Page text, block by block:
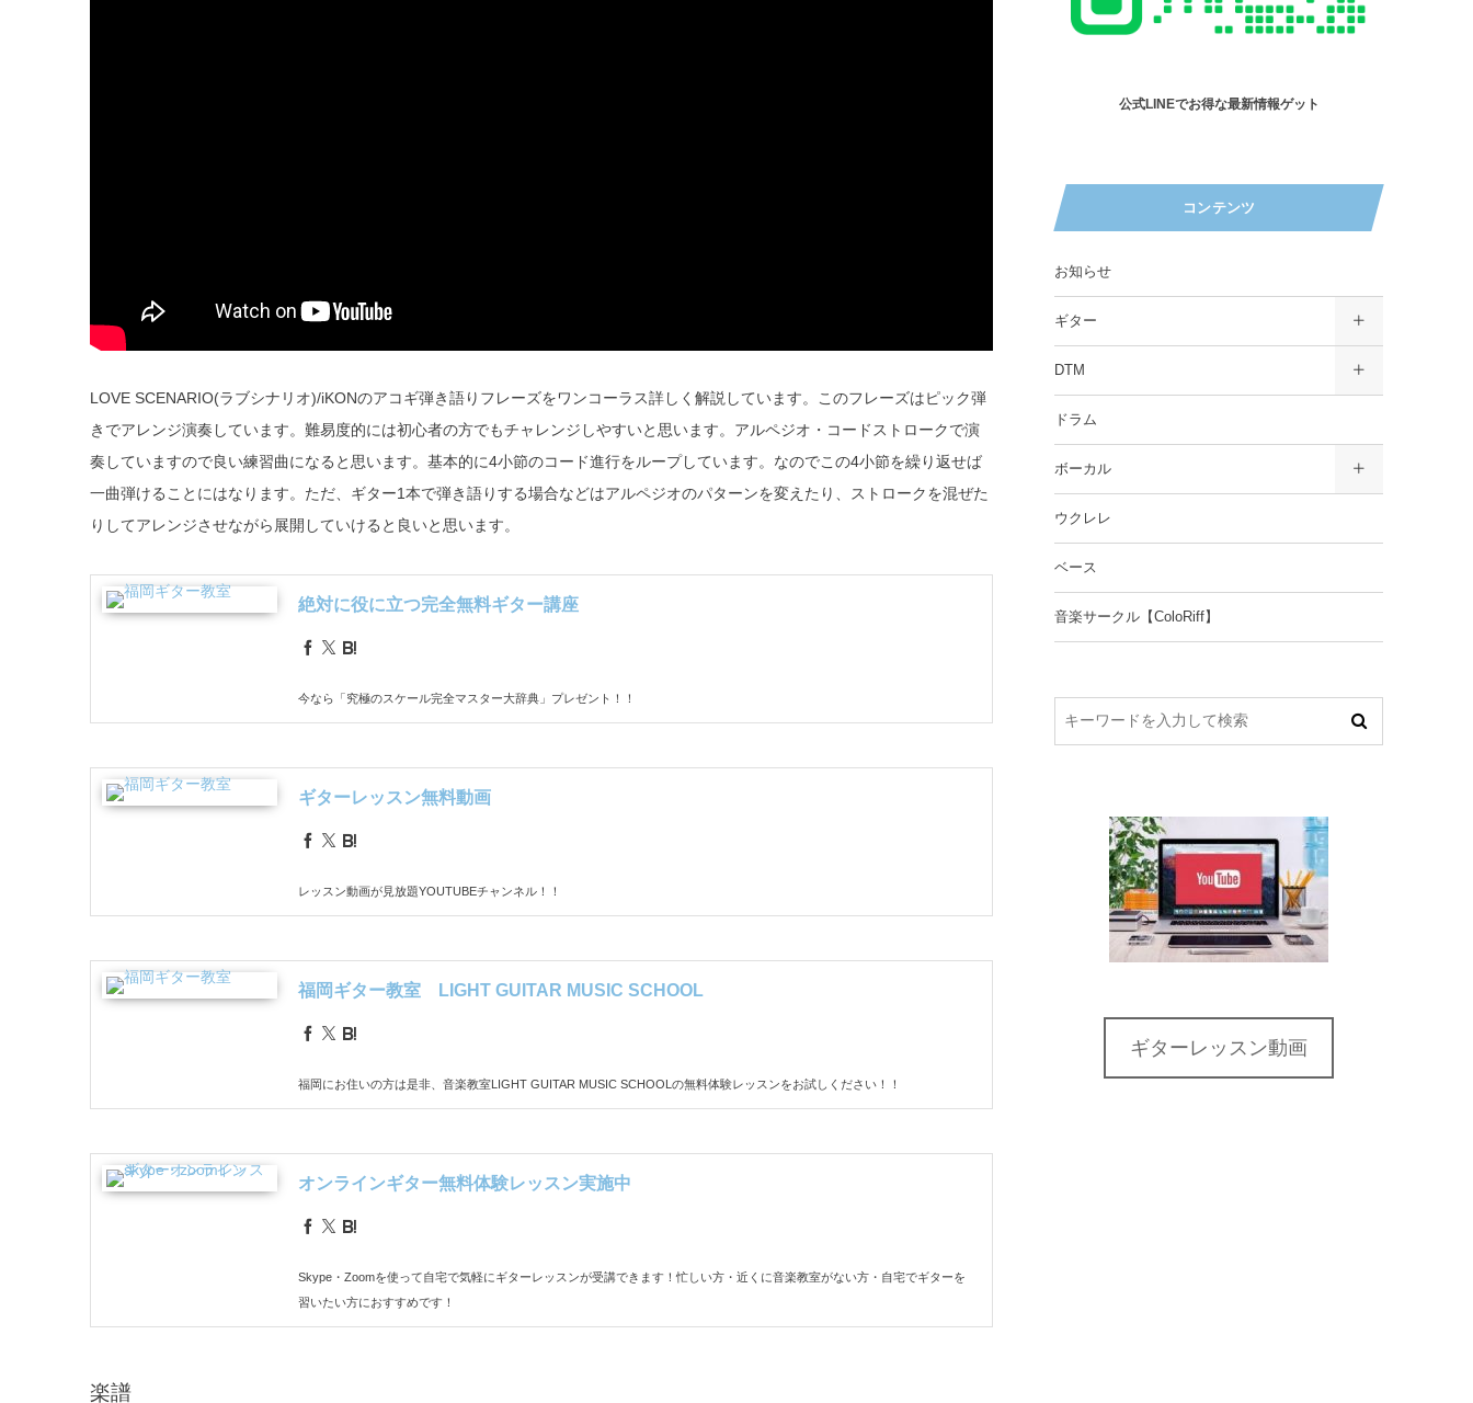
LOVE SCENARIO(ラブシナリオ)/iKONのアコギ弾き語りフレーズをワンコーラス詳しく解説しています。このフレーズはピック弾
きでアレンジ演奏しています。難易度的には初心者の方でもチャレンジしやすいと思います。アルペジオ・コードストロークで演
奏していますので良い練習曲になると思います。基本的に4小節のコード進行をループしています。なのでこの4小節を繰り返せば
一曲弾けることにはなります。ただ、ギター1本で弾き語りする場合などはアルペジオのパターンを変えたり、ストロークを混ぜた
りしてアレンジさせながら展開していけると良いと思います。
絶対に役に立つ完全無料ギター講座
今なら「究極のスケール完全マスター大辞典」プレゼント！！
ギターレッスン無料動画
レッスン動画が見放題YOUTUBEチャンネル！！
福岡ギター教室 LIGHT GUITAR MUSIC SCHOOL
福岡にお住いの方は是非、音楽教室LIGHT GUITAR MUSIC SCHOOLの無料体験レッスンをお試しください！！
オンラインギター無料体験レッスン実施中
Skype・Zoomを使って自宅で気軽にギターレッスンが受講できます！忙しい方・近くに音楽教室がない方・自宅でギターを
習いたい方におすすめです！
楽譜
公式LINEでお得な最新情報ゲット
コンテンツ
お知らせ
ギター
DTM
ドラム
ボーカル
ウクレレ
ベース
音楽サークル【ColoRiff】
ギターレッスン動画